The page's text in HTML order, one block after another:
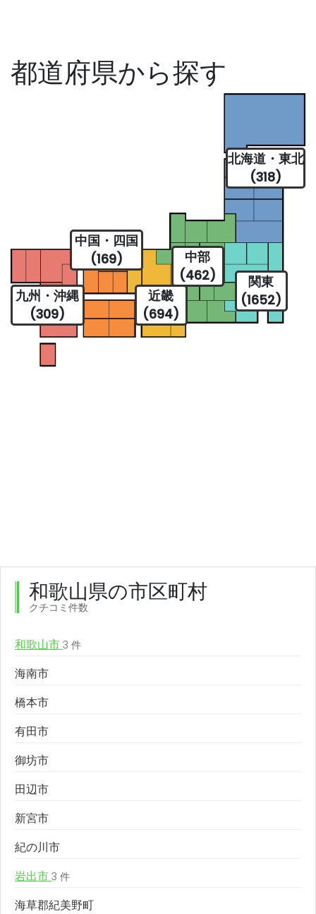
都道府県から探す
北海道・東北
(318)
関東
(1652)
中部
(462)
近畿
(694)
中国・四国
(169)
九州・沖縄
(309)
和歌山県の市区町村
クチコミ件数
和歌山市 3 件
海南市
橋本市
有田市
御坊市
田辺市
新宮市
紀の川市
岩出市 3 件
海草郡紀美野町